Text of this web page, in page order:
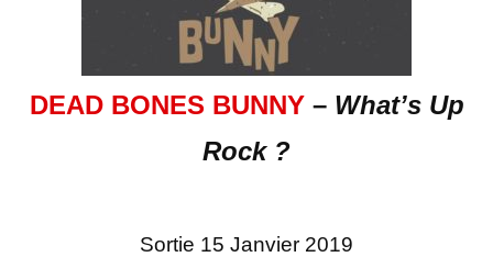
DEAD BONES BUNNY– What’s Up
Rock ?
Sortie 15 Janvier 2019